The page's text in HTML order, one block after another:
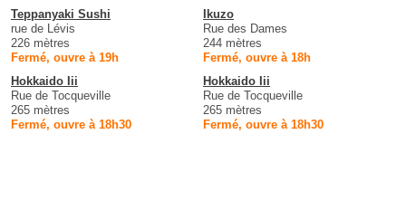
Teppanyaki Sushi
rue de Lévis
226 mètres
Fermé, ouvre à 19h
Ikuzo
Rue des Dames
244 mètres
Fermé, ouvre à 18h
Hokkaido Iii
Rue de Tocqueville
265 mètres
Fermé, ouvre à 18h30
Hokkaido Iii
Rue de Tocqueville
265 mètres
Fermé, ouvre à 18h30